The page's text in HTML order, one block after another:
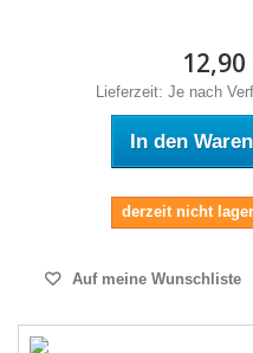
12,90
Lieferzeit: Je nach
In den
derzeit nicht
Auf meine Wunschliste